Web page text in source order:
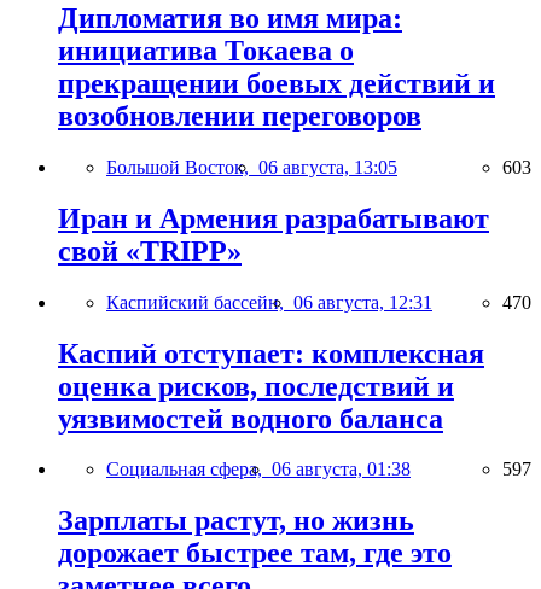
Дипломатия во имя мира:
инициатива Токаева о
прекращении боевых действий и
возобновлении переговоров
Большой Восток, 06 августа, 13:05 603
Иран и Армения разрабатывают
свой «TRIPP»
Каспийский бассейн, 06 августа, 12:31 470
Каспий отступает: комплексная
оценка рисков, последствий и
уязвимостей водного баланса
Социальная сфера, 06 августа, 01:38 597
Зарплаты растут, но жизнь
дорожает быстрее там, где это